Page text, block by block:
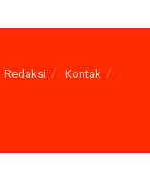
Redaksi
Kontak